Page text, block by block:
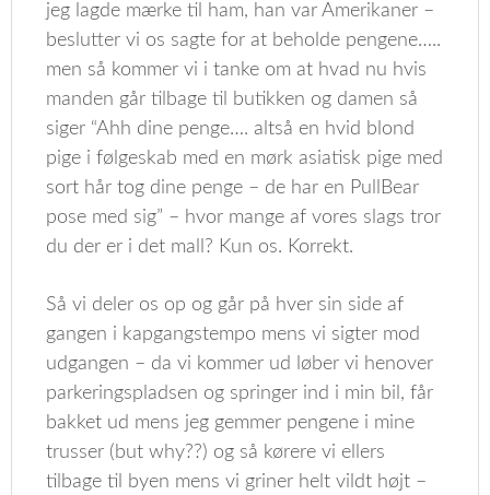
jeg lagde mærke til ham, han var Amerikaner –
beslutter vi os sagte for at beholde pengene…..
men så kommer vi i tanke om at hvad nu hvis
manden går tilbage til butikken og damen så
siger “Ahh dine penge…. altså en hvid blond
pige i følgeskab med en mørk asiatisk pige med
sort hår tog dine penge – de har en PullBear
pose med sig” – hvor mange af vores slags tror
du der er i det mall? Kun os. Korrekt.
Så vi deler os op og går på hver sin side af
gangen i kapgangstempo mens vi sigter mod
udgangen – da vi kommer ud løber vi henover
parkeringspladsen og springer ind i min bil, får
bakket ud mens jeg gemmer pengene i mine
trusser (but why??) og så kørere vi ellers
tilbage til byen mens vi griner helt vildt højt –